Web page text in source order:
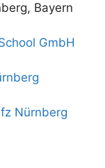
Bayern
GmbH
Nürnberg